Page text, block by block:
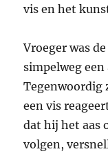
vis en het
Vroeger was
simpelweg
Tegenwoordig
een vis
dat hij het aas
volgen,